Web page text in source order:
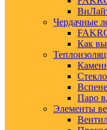
Чердачные
Как
Паро
Элементы